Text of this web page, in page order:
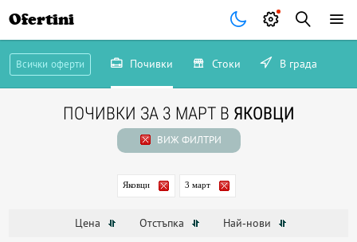
Ofertini
Всички оферти Почивки Стоки В града
ПОЧИВКИ ЗА 3 МАРТ В ЯКОВЦИ
ВИЖ ФИЛТРИ
Яковци 3 март
Цена Отстъпка Най-нови